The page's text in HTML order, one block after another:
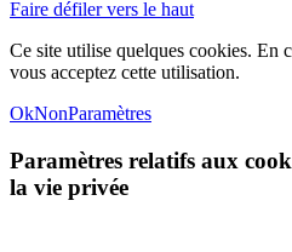
Faire défiler vers le haut
Ce site utilise quelques cookies. En
vous acceptez cette utilisation.
OkNonParamètres
Paramètres relatifs aux
la vie privée